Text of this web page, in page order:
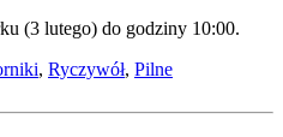
(3 lutego) do godziny 10:00.
, Ryczywół, Pilne